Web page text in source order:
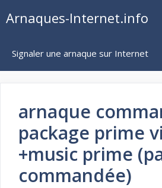
auArnaques-Internet.info
Signaler une arnaque sur Internet
arnaque
package prime
+music prime
commandée)